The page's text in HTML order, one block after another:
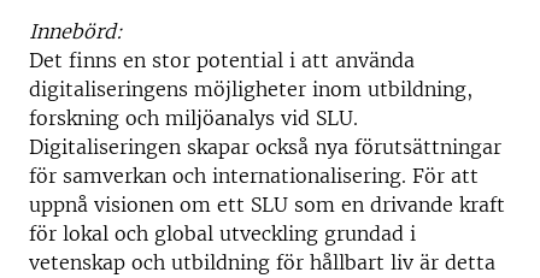
Innebörd:
Det finns en stor potential i att använda
digitaliseringens möjligheter inom utbildning,
forskning och miljöanalys vid SLU.
Digitaliseringen skapar också nya förutsättningar
för samverkan och internationalisering. För att
uppnå visionen om ett SLU som en drivande kraft
för lokal och global utveckling grundad i
vetenskap och utbildning för hållbart liv är detta